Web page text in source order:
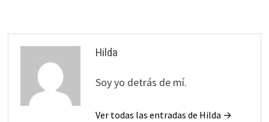
Hilda
Soy yo detrás de mí.
Ver todas las entradas de Hilda →